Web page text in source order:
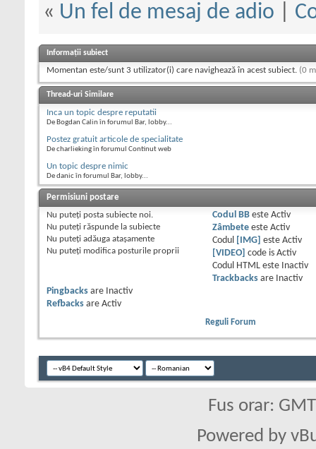
« Un fel de mesaj de adio
Informații subiect
Momentan este/sunt 3 utilizator(i) care navighează în acest subiect. (0
Thread-uri Similare
Inca un topic despre reputatii
De Bogdan Calin în forumul Bar, lobby...
Postez gratuit articole de specialitate
De charlieking în forumul Continut web
Un topic despre nimic
De danic în forumul Bar, lobby...
Permisiuni postare
Nu puteţi posta subiecte noi.
Nu puteţi răspunde la subiecte
Nu puteţi adăuga ataşamente
Nu puteţi modifica posturile proprii
Codul BBeste Activ
Zâmbeteeste Activ
Codul
[IMG] este Activ
[VIDEO] code is Activ
Codul HTML este
Inactiv
Trackbacksare
Inactiv
Pingbacks are
Inactiv
Refbacks are Activ
Reguli Forum
Fus orar:
Powered by